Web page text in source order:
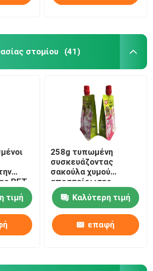
στομίου (41)
PET
τιμή
258g τυπωμένη
συσκευάζοντας
σακούλα χυμού
αποστείρωσης
σακουλών σωλήνων
επίπεδων
κατώτατων σημείων
ανταπαντήσεων
Καλύτερη τιμή
επαφή